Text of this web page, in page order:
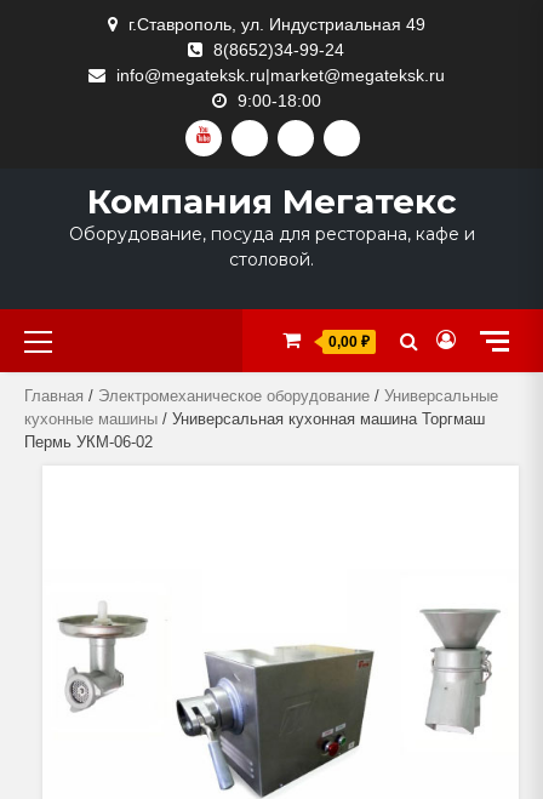
г.Ставрополь, ул. Индустриальная 49
8(8652)34-99-24
info@megateksk.ru|market@megateksk.ru
9:00-18:00
YOUTUBEVKVIDEORUTUBEDZEN
Компания Мегатекс
Оборудование, посуда для ресторана, кафе и
столовой.
Primary
Menu
0,00 ₽
Главная / Электромеханическое оборудование / Универсальные
кухонные машины / Универсальная кухонная машина Торгмаш
Пермь УКМ-06-02